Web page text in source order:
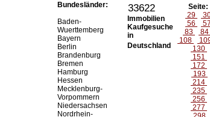
Bundesländer:
Baden-
Wuerttemberg
Bayern
Berlin
Brandenburg
Bremen
Hamburg
Hessen
Mecklenburg-
Vorpommern
Niedersachsen
Nordrhein-
33622
Immobilien
Kaufgesuche
in
Deutschland
Seite:
29
56
57
83
84
108
130
151
172
193
214
235
256
277